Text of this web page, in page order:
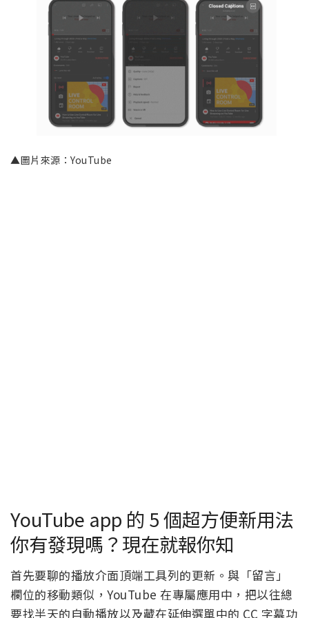
▲圖片來源：YouTube
YouTube app 的 5 個超方便新用法
你有發現嗎？現在就報你知
首先要聊的播放介面頂端工具列的更新。與「留言」
欄位的移動類似，YouTube 在專屬應用中，把以往總
要找半天的自動播放以及藏在延伸選單中的 CC 字幕功